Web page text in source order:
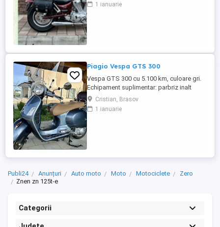
diferenta
1 ianuarie
Piagio Vespa GTS 300
Vespa GTS 300 cu 5.100 km, culoare gri.
Echipament suplimentar: parbriz inalt
Faco (montat 2026), geanta portbagaj
Classic; prelungitor scarite pasager;
suspensie fata Bitubo si frane fata spate
Cristian, Brasov
1 ianuarie
Publi24 Anunțuri Auto moto Moto Motociclete
Zero
Znen zn 125t-e
Categorii